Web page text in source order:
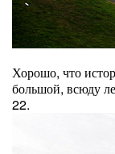
Хорошо, что
большой, всюду
22.